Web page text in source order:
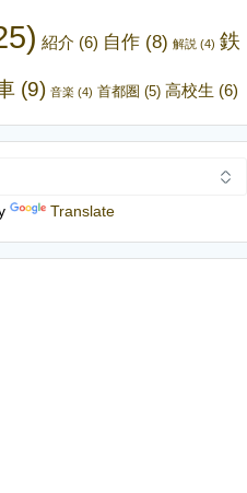
紹介 (6) 自作(8) 解説 (4) 鉄
(9) 音楽 (4) 首都圏 (5) 高校生 (6)
Translate